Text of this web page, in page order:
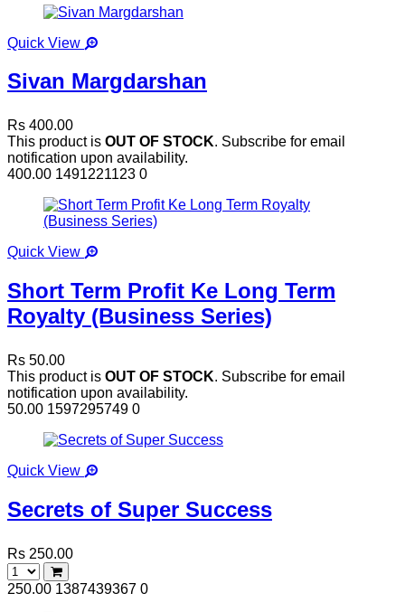
Quick View
Sivan Margdarshan
Rs 400.00
This product is OUT OF STOCK. Subscribe for email
notification upon availability.
400.00 1491221123 0
Quick View
Short Term Profit Ke Long Term
Royalty (Business Series)
Rs 50.00
This product is OUT OF STOCK. Subscribe for email
notification upon availability.
50.00 1597295749 0
Quick View
Secrets of Super Success
Rs 250.00
250.00 1387439367 0